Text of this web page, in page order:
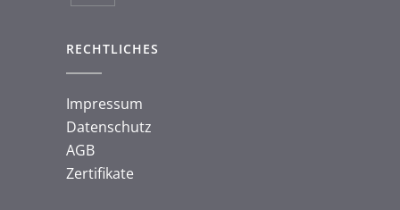
RECHTLICHES
Impressum
Datenschutz
AGB
Zertifikate